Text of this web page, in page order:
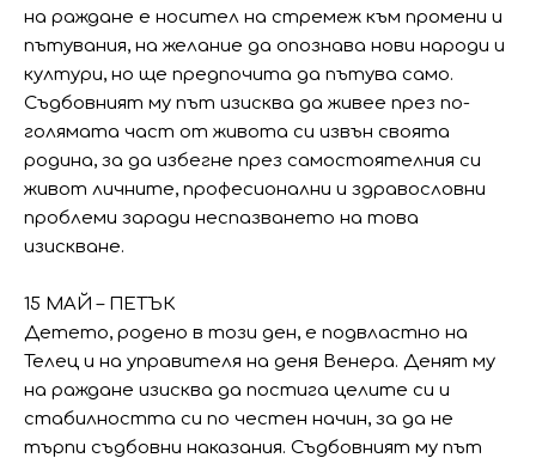
на раждане е носител на стремеж към промени и
пътувания, на желание да опознава нови народи и
култури, но ще предпочита да пътува само.
Съдбовният му път изисква да живее през по-
голямата част от живота си извън своята
родина, за да избегне през самостоятелния си
живот личните, професионални и здравословни
проблеми заради неспазването на това
изискване.
15 МАЙ – ПЕТЪК
Детето, родено в този ден, е подвластно на
Телец и на управителя на деня Венера. Денят му
на раждане изисква да постига целите си и
стабилността си по честен начин, за да не
търпи съдбовни наказания. Съдбовният му път